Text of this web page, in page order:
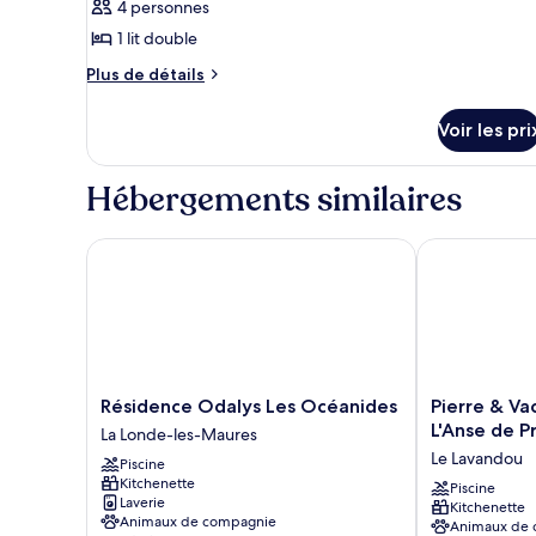
personnes
photos
pour
ce
chambre :
room
flat
4
4 personnes
1 lit double
Plus de détails
Plus
le
type
de
2
Voir les
Hébergements similaires
Résidence
Odalys
Les
Océanides
La
Londe-
Résidence Odalys Les Océanides
La Londe-les-Maures
Piscine
Kitchenette
Laverie
Animaux de compagnie
Résidence Odalys Les Océanides
Pierre
&
Residence
L'Anse
de
Pierre &
L'Anse de
Le Lavandou
Piscine
Kitchenette
Animaux de
Pierre &